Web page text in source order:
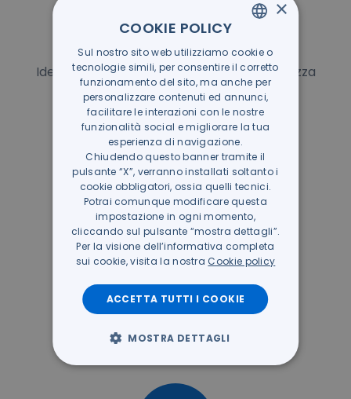
Prevenzione
Identificazione di falle nel sistema di sicurezza
e possibilità di prevenire attacchi
Controllo
Quadro complessivo della propria
infrastruttura e dei dispositivi aziendali
ITALIAN
GERMAN
×
COOKIE POLICY
Sul nostro sito web utilizziamo cookie o
tecnologie simili, per consentire il corretto
funzionamento del sito, ma anche per
personalizzare contenuti ed annunci,
facilitare le interazioni con le nostre
funzionalità social e migliorare la tua
esperienza di navigazione.
Chiudendo questo banner tramite il
pulsante “X”, verranno installati soltanto i
cookie obbligatori, ossia quelli tecnici.
Potrai comunque modificare questa
impostazione in ogni momento,
cliccando sul pulsante “mostra dettagli”.
Per la visione dell’informativa completa
sui cookie, visita la nostra Cookie policy
ACCETTA TUTTI I COOKIE
MOSTRA DETTAGLI